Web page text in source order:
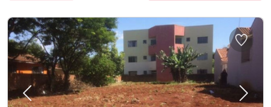
Previous Next